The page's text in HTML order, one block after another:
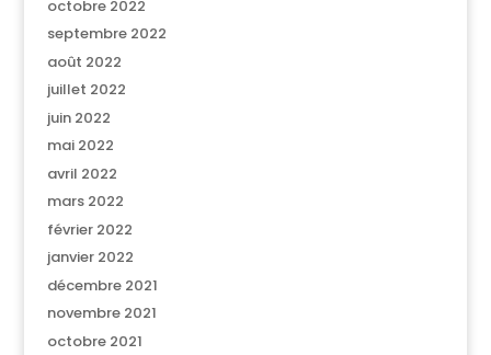
octobre 2022
septembre 2022
août 2022
juillet 2022
juin 2022
mai 2022
avril 2022
mars 2022
février 2022
janvier 2022
décembre 2021
novembre 2021
octobre 2021